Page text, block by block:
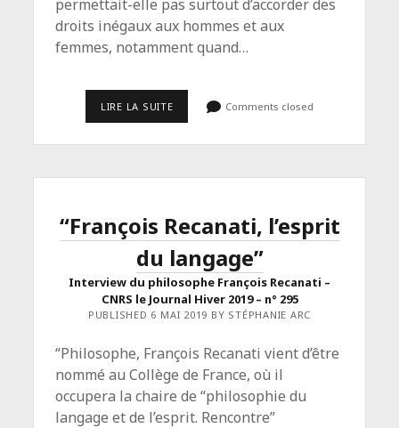
permettait-elle pas surtout d’accorder des
droits inégaux aux hommes et aux
femmes, notamment quand…
LIRE LA SUITE<SPAN
PRIMARY">“FAUT-
DE
L’ÉTAT-
CIVIL ?”</SPAN>
<SPAN
CLASS="ENTRY-
SUBTITLE">CNRS
LE
JOURNAL,
2019</SPAN>
Comments closed
“François Recanati, l’esprit
du langage”
Interview du philosophe François Recanati –
CNRS le Journal Hiver 2019 – n° 295
PUBLISHED 6 MAI 2019 BY STÉPHANIE ARC
“Philosophe, François Recanati vient d’être
nommé au Collège de France, où il
occupera la chaire de “philosophie du
langage et de l’esprit. Rencontre”